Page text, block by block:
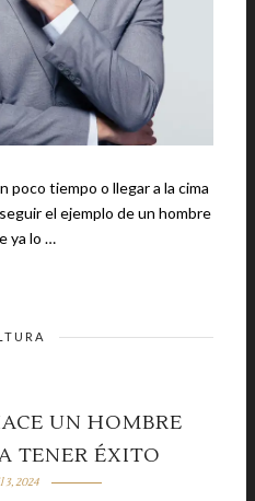
poco tiempo o llegar a la cima
el ejemplo de un hombre
que ya lo …
UN HOMBRE
TENER ÉXITO
3, 2024